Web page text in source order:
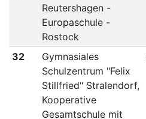
Reutershagen -
Europaschule -
Rostock
32
Gymnasiales
Schulzentrum "Felix
Stillfried" Stralendorf,
Kooperative
Gesamtschule mit